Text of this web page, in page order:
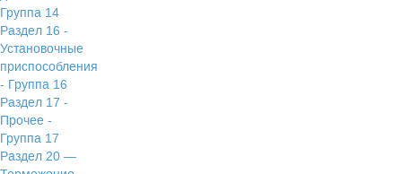
Группа 14
Раздел 16 -
Установочные
приспособления
- Группа 16
Раздел 17 -
Прочее -
Группа 17
Раздел 20 —